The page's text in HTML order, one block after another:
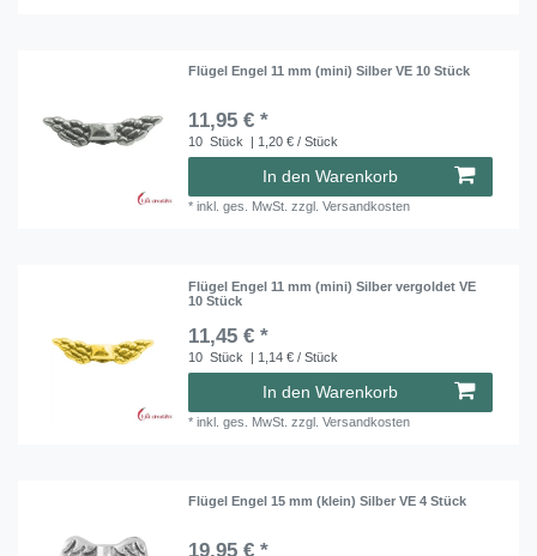
Flügel Engel 11 mm (mini) Silber VE 10 Stück
11,95 € *
10 Stück | 1,20 € / Stück
In den Warenkorb
*inkl. ges. MwSt. zzgl.Versandkosten
Flügel Engel 11 mm (mini) Silber vergoldet VE
10 Stück
11,45 € *
10 Stück | 1,14 € / Stück
In den Warenkorb
*inkl. ges. MwSt. zzgl.Versandkosten
Flügel Engel 15 mm (klein) Silber VE 4 Stück
19,95 € *